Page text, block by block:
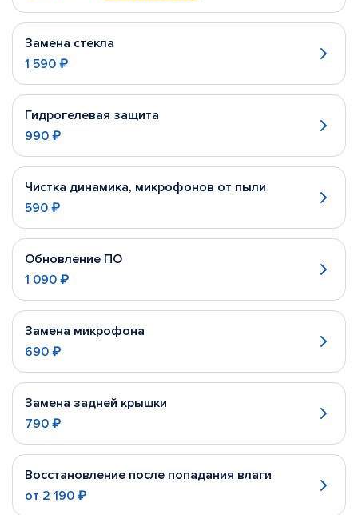
Замена стекла
1 590 ₽
Гидрогелевая защита
990 ₽
Чистка динамика, микрофонов от пыли
590 ₽
Обновление ПО
1 090 ₽
Замена микрофона
690 ₽
Замена задней крышки
790 ₽
Восстановление после попадания влаги
от 2 190 ₽